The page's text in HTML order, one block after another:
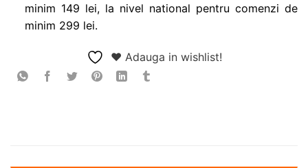
minim 149 lei, la nivel national pentru comenzi de
minim 299 lei.
❤ Adauga in wishlist!